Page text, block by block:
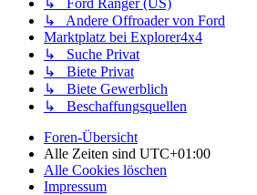
↳ Andere Offroader von Ford
Marktplatz bei Explorer4x4
↳ Suche Privat
↳ Biete Privat
↳ Biete Gewerblich
↳ Beschaffungsquellen
Foren-Übersicht
Alle Zeiten sind UTC+01:00
Alle Cookies löschen
Impressum